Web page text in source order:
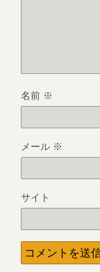
名前 ※
メール ※
サイト